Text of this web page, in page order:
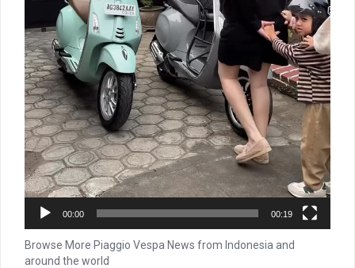
00:00 00:19
Browse More Piaggio Vespa News from Indonesia and
around the world